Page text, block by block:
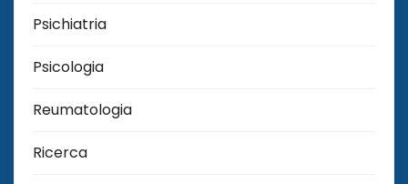
Psichiatria
Psicologia
Reumatologia
Ricerca